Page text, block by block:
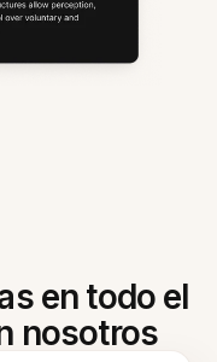
en todo el
nosotros